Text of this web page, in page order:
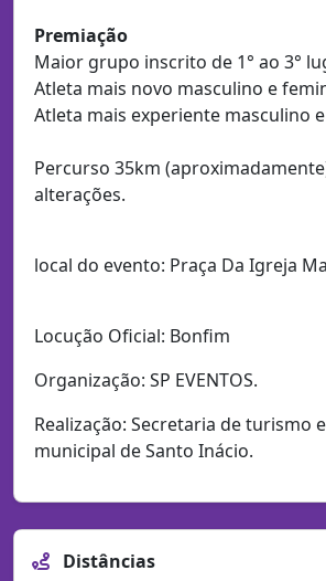
Premiação
Maior grupo inscrito de 1° ao 3°
Atleta mais novo masculino e
Atleta mais experiente masculino
Percurso 35km
alterações.
local do evento: Praça Da Igreja
Locução Oficial: Bonfim
Organização: SP EVENTOS.
Realização: Secretaria de turismo
municipal de Santo Inácio.
Distâncias